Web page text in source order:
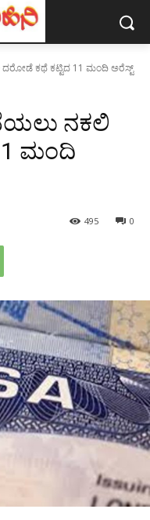
ಕಥೆ ಕಟ್ಟಿದ 11 ಮಂದಿ ಅರೆಸ್ಟ್‌
ನಕಲಿ
ಮಂದಿ
0
495